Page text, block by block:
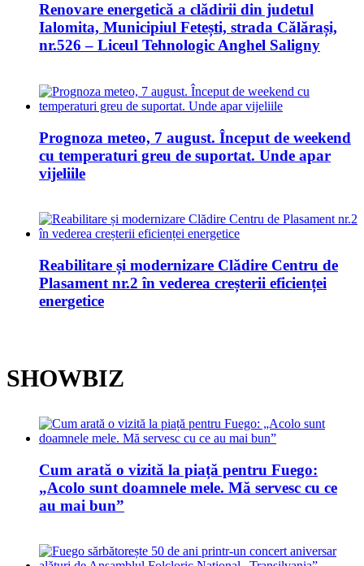
Renovare energetică a clădirii din judetul
Ialomita, Municipiul Fetești, strada Călărași,
nr.526 – Liceul Tehnologic Anghel Saligny
Prognoza meteo, 7 august. Început de weekend
cu temperaturi greu de suportat. Unde apar
vijeliile
Reabilitare și modernizare Clădire Centru de
Plasament nr.2 în vederea creșterii eficienței
energetice
SHOWBIZ
Cum arată o vizită la piață pentru Fuego:
„Acolo sunt doamnele mele. Mă servesc cu ce
au mai bun”